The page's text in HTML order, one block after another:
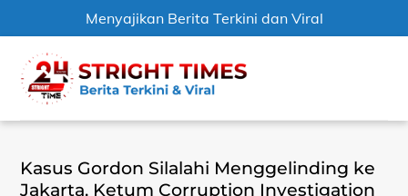
Menyajikan Berita Terkini dan Viral
content
Kasus Gordon Silalahi Menggelinding ke
Jakarta, Ketum Corruption Investigation